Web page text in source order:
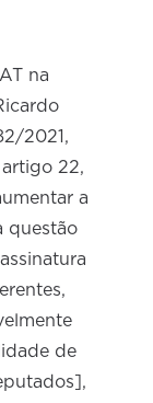
na
2021,
22,
a
questão
de